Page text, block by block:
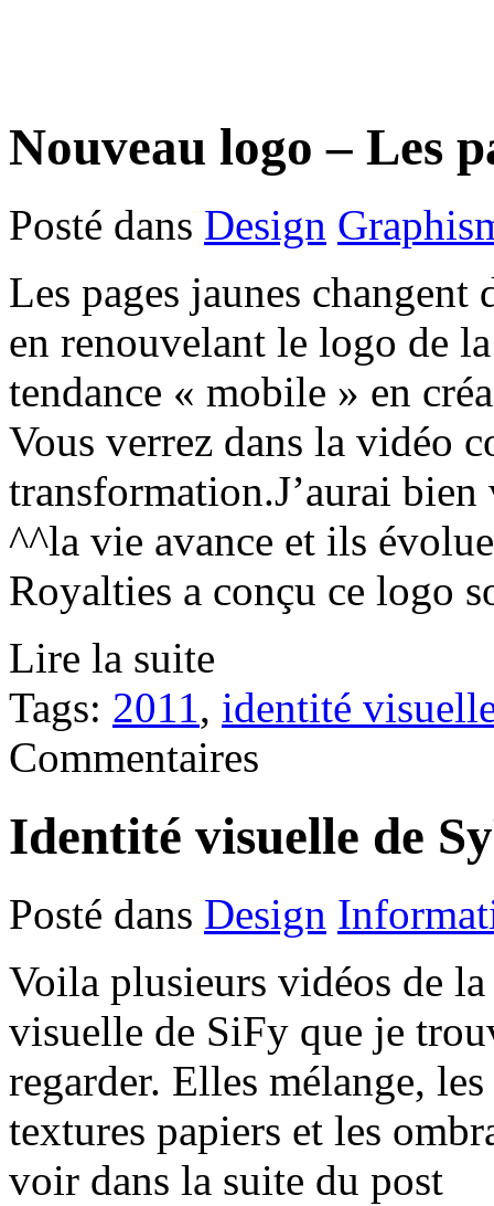
Nouveau logo – Les
Posté dans Design
Les pages jaunes changent
en renouvelant le logo de
tendance « mobile » en
Vous verrez dans la vidéo
transformation.J’aurai
^^la vie avance et ils
Royalties a conçu ce logo
Lire la suite
Tags: 2011, identité
Commentaires
Identité visuelle de
Posté dans Design
Voila plusieurs vidéos de
visuelle de SiFy que je
regarder. Elles mélange,
textures papiers et les
voir dans la suite du post